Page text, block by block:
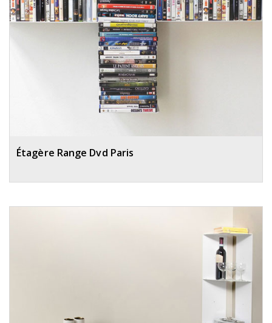
Étagère Range Dvd Paris